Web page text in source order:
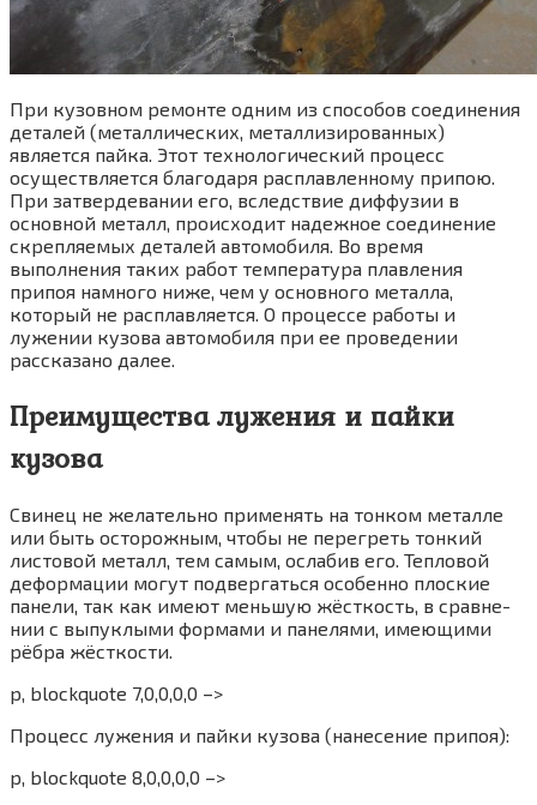
При кузовном ремонте одним из способов соединения
деталей (металлических, металлизированных)
является пайка. Этот технологический процесс
осуществляется благодаря расплавленному припою.
При затвердевании его, вследствие диффузии в
основной металл, происходит надежное соединение
скрепляемых деталей автомобиля. Во время
выполнения таких работ температура плавления
припоя намного ниже, чем у основного металла,
который не расплавляется. О процессе работы и
лужении кузова автомобиля при ее проведении
рассказано далее.
Преимущества лужения и пайки
кузова
Сви­нец не жела­тель­но при­ме­нять на тон­ком метал­ле
или быть осто­рож­ным, что­бы не пере­греть тон­кий
листо­вой металл, тем самым, осла­бив его. Теп­ло­вой
дефор­ма­ции могут под­вер­гать­ся осо­бен­но плос­кие
пане­ли, так как име­ют мень­шую жёст­кость, в срав­не­
нии с выпук­лы­ми фор­ма­ми и пане­ля­ми, име­ю­щи­ми
рёб­ра жёст­ко­сти.
p, blockquote 7,0,0,0,0 –>
Про­цесс луже­ния и пай­ки кузо­ва (нане­се­ние при­поя):
p, blockquote 8,0,0,0,0 –>